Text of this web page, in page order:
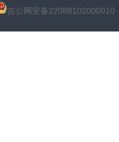
吉公网安备22088102000010